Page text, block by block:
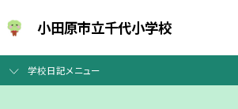
小田原市立千代小学校
学校日記メニュー